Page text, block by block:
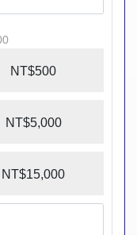
NT$500
NT$5,000
NT$15,000